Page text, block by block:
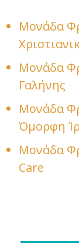
Μονάδα
Μονάδα
Γαλήνης
Μονάδα
Όμορφη
Μονάδα
Care